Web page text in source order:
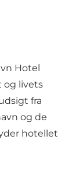
Hotel
og livets
fra
og de
hotellet